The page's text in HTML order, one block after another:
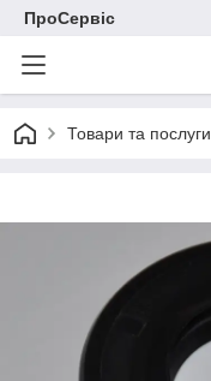
ПроСервіс
Товари та послуги